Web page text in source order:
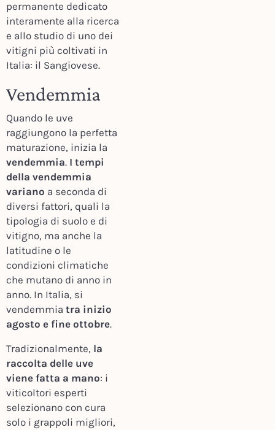
permanente dedicato
interamente alla ricerca
e allo studio di uno dei
vitigni più coltivati in
Italia: il Sangiovese.
Vendemmia
Quando le uve
raggiungono la perfetta
maturazione, inizia la
vendemmia. I tempi
della vendemmia
variano a seconda di
diversi fattori, quali la
tipologia di suolo e di
vitigno, ma anche la
latitudine o le
condizioni climatiche
che mutano di anno in
anno. In Italia, si
vendemmia tra inizio
agosto e fine ottobre.
Tradizionalmente, la
raccolta delle uve
viene fatta a mano: i
viticoltori esperti
selezionano con cura
solo i grappoli migliori,